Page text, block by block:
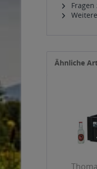
Ähnliche